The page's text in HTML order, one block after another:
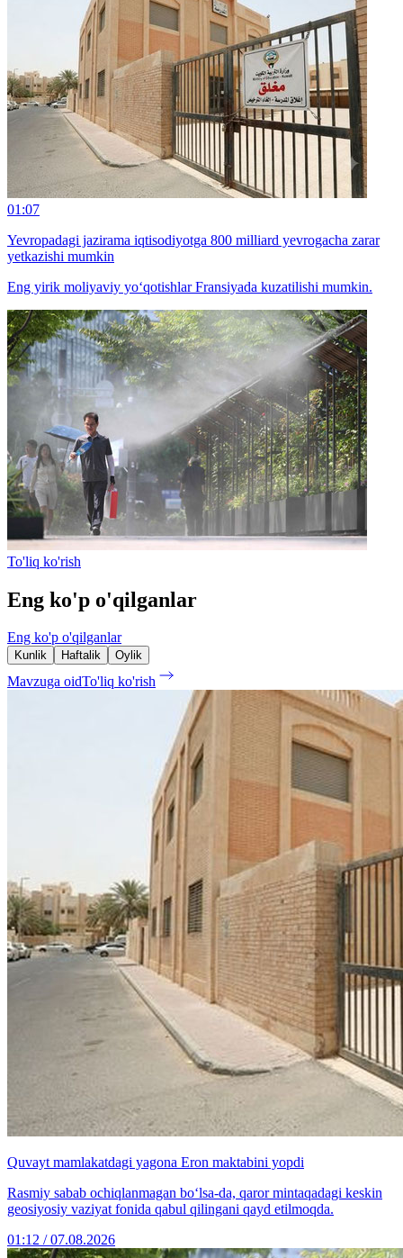
01:07
Yevropadagi jazirama iqtisodiyotga 800 milliard yevrogacha zarar
yetkazishi mumkin
Eng yirik moliyaviy yo‘qotishlar Fransiyada kuzatilishi mumkin.
To'liq ko'rish
Eng ko'p o'qilganlar
Eng ko'p o'qilganlar
Kunlik Haftalik Oylik
Mavzuga oidTo'liq ko'rish
Quvayt mamlakatdagi yagona Eron maktabini yopdi
Rasmiy sabab ochiqlanmagan bo‘lsa-da, qaror mintaqadagi keskin
geosiyosiy vaziyat fonida qabul qilingani qayd etilmoqda.
01:12 / 07.08.2026